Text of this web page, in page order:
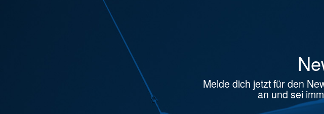
Melde dich jetzt für den
an und sei